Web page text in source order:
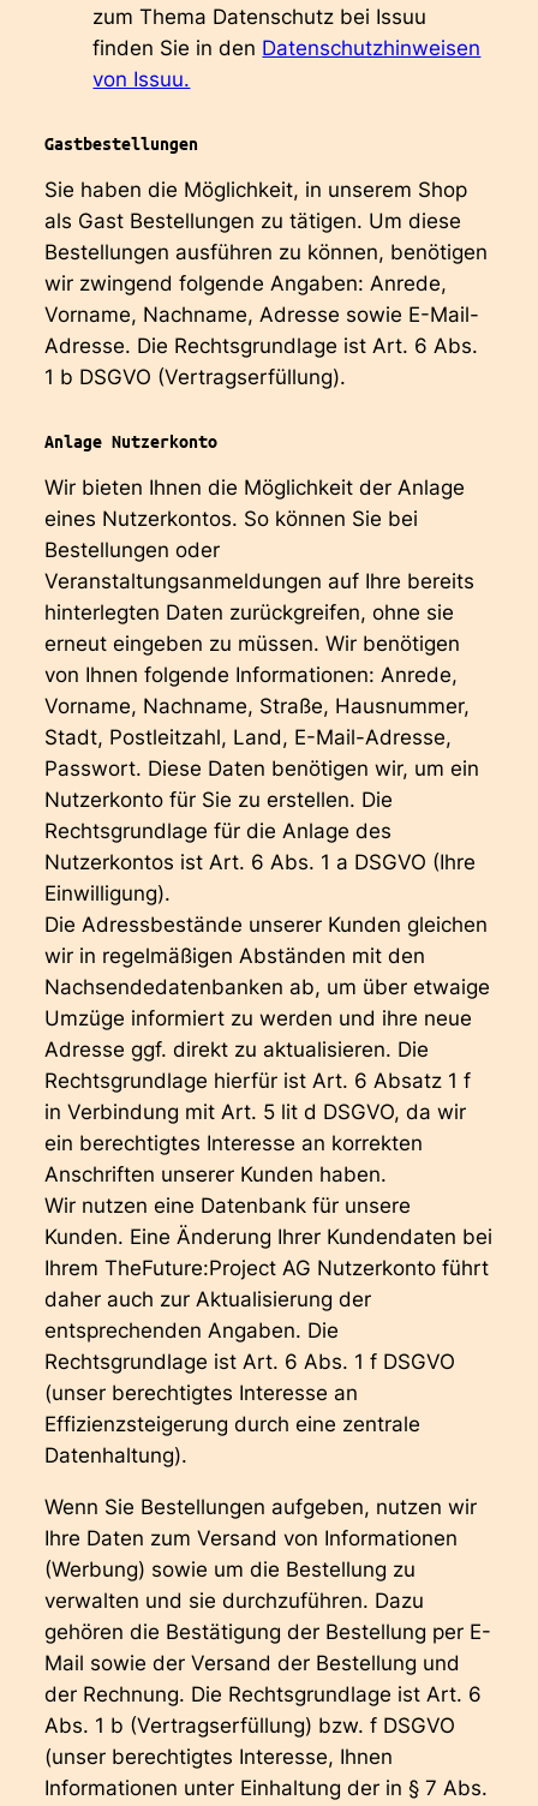
zum Thema Datenschutz bei Issuu
finden Sie in den Datenschutzhinweisen
von Issuu.
Gastbestellungen
Sie haben die Möglichkeit, in unserem Shop
als Gast Bestellungen zu tätigen. Um diese
Bestellungen ausführen zu können, benötigen
wir zwingend folgende Angaben: Anrede,
Vorname, Nachname, Adresse sowie E-Mail-
Adresse. Die Rechtsgrundlage ist Art. 6 Abs.
1 b DSGVO (Vertragserfüllung).
Anlage Nutzerkonto
Wir bieten Ihnen die Möglichkeit der Anlage
eines Nutzerkontos. So können Sie bei
Bestellungen oder
Veranstaltungsanmeldungen auf Ihre bereits
hinterlegten Daten zurückgreifen, ohne sie
erneut eingeben zu müssen. Wir benötigen
von Ihnen folgende Informationen: Anrede,
Vorname, Nachname, Straße, Hausnummer,
Stadt, Postleitzahl, Land, E-Mail-Adresse,
Passwort. Diese Daten benötigen wir, um ein
Nutzerkonto für Sie zu erstellen. Die
Rechtsgrundlage für die Anlage des
Nutzerkontos ist Art. 6 Abs. 1 a DSGVO (Ihre
Einwilligung).
Die Adressbestände unserer Kunden gleichen
wir in regelmäßigen Abständen mit den
Nachsendedatenbanken ab, um über etwaige
Umzüge informiert zu werden und ihre neue
Adresse ggf. direkt zu aktualisieren. Die
Rechtsgrundlage hierfür ist Art. 6 Absatz 1 f
in Verbindung mit Art. 5 lit d DSGVO, da wir
ein berechtigtes Interesse an korrekten
Anschriften unserer Kunden haben.
Wir nutzen eine Datenbank für unsere
Kunden. Eine Änderung Ihrer Kundendaten bei
Ihrem TheFuture:Project AG Nutzerkonto führt
daher auch zur Aktualisierung der
entsprechenden Angaben. Die
Rechtsgrundlage ist Art. 6 Abs. 1 f DSGVO
(unser berechtigtes Interesse an
Effizienzsteigerung durch eine zentrale
Datenhaltung).
Wenn Sie Bestellungen aufgeben, nutzen wir
Ihre Daten zum Versand von Informationen
(Werbung) sowie um die Bestellung zu
verwalten und sie durchzuführen. Dazu
gehören die Bestätigung der Bestellung per E-
Mail sowie der Versand der Bestellung und
der Rechnung. Die Rechtsgrundlage ist Art. 6
Abs. 1 b (Vertragserfüllung) bzw. f DSGVO
(unser berechtigtes Interesse, Ihnen
Informationen unter Einhaltung der in § 7 Abs.